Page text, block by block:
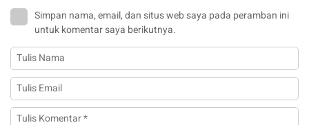
Simpan nama, email, dan situs web saya pada peramban ini
untuk komentar saya berikutnya.